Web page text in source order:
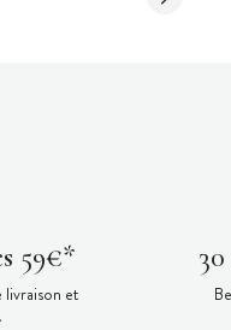
59€*
livraison et